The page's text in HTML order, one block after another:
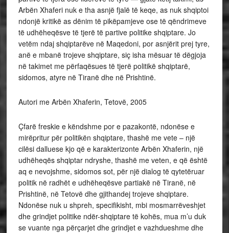
Arbën Xhaferi nuk e tha asnjë fjalë të keqe, as nuk shqiptoi
ndonjë kritikë as dënim të pikëpamjeve ose të qëndrimeve
të udhëheqësve të tjerë të partive politike shqiptare. Jo
vetëm ndaj shqiptarëve në Maqedoni, por asnjërit prej tyre,
anë e mbanë trojeve shqiptare, siç isha mësuar të dëgjoja
në takimet me përfaqësues të tjerë politikë shqiptarë,
sidomos, atyre në Tiranë dhe në Prishtinë.
Autori me Arbën Xhaferin, Tetovë, 2005
Çfarë freskie e këndshme por e pazakontë, ndonëse e
mirëpritur për politikën shqiptare, thashë me vete – një
cilësi dalluese kjo që e karakterizonte Arbën Xhaferin, një
udhëheqës shqiptar ndryshe, thashë me veten, e që është
aq e nevojshme, sidomos sot, për një dialog të qytetëruar
politik në radhët e udhëheqësve partiakë në Tiranë, në
Prishtinë, në Tetovë dhe gjithandej trojeve shqiptare.
Ndonëse nuk u shpreh, specifikisht, mbi mosmarrëveshjet
dhe grindjet politike ndër-shqiptare të kohës, mua m’u duk
se vuante nga përçarjet dhe grindjet e vazhdueshme dhe